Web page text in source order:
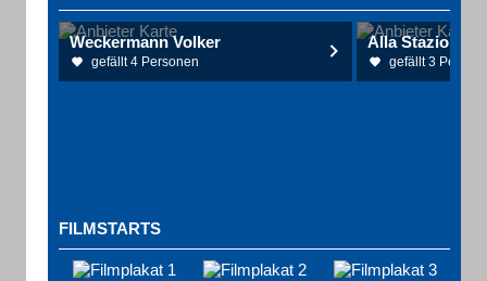
Weckermann Volker
gefällt 4 Personen
Alla Stazione,
gefällt 3
FILMSTARTS